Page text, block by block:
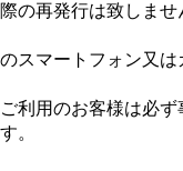
の再発行は致しま
スマートフォン又
利用のお客様は必
。